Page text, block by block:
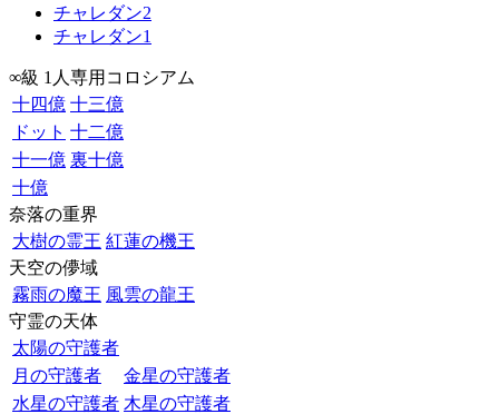
チャレダン2
チャレダン1
∞級 1人専用コロシアム
十四億 十三億
ドット 十二億
十一億 裏十億
十億
奈落の重界
大樹の霊王 紅蓮の機王
天空の儚域
霧雨の魔王 風雲の龍王
守霊の天体
太陽の守護者
月の守護者
金星の守護者
水星の守護者 木星の守護者